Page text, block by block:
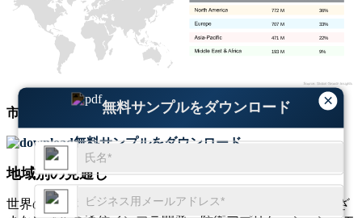
×
無料サンプルをダウンロード
9%
193 M
22%
471 M
33%
707 M
36%
772 M
市場規模 成長動向に関する包括的な洞察を取得
無料サンプルをダウンロード
地域別の見通し
世界のバルク音響波（BAW）RFフィルター市場は、さまざ